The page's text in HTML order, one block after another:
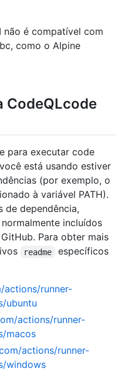
não é compatível com
como o Alpine
CodeQLcode
para executar code
está usando estiver
(por exemplo, o
à variável PATH).
de dependência,
incluídos
Para obter mais
readme
específicos
actions/runner-
ubuntu
actions/runner-
macos
actions/runner-
windows